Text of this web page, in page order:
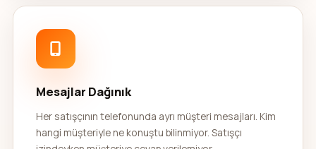
Mesajlar Dağınık
Her satışçının telefonunda ayrı müşteri mesajları. Kim
hangi müşteriyle ne konuştu bilinmiyor. Satışçı